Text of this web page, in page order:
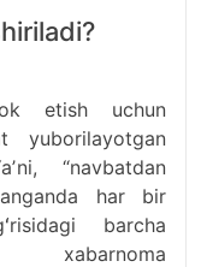
etish uchun
yuborilayotgan
“navbatdan
har bir
barcha
xabarnoma